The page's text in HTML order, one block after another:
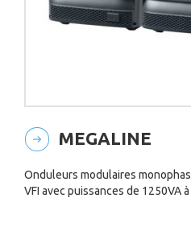
MEGALINE
Onduleurs modulaires
VFI avec puissances de 1250VA